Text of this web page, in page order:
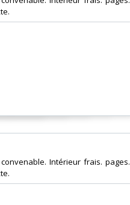
convenable. Intérieur frais. pages.